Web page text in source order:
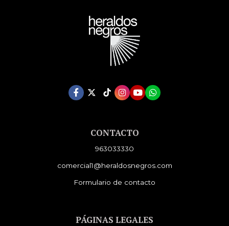
CONTACTO
963033330
comercial1@heraldosnegros.com
Formulario de contacto
PÁGINAS LEGALES